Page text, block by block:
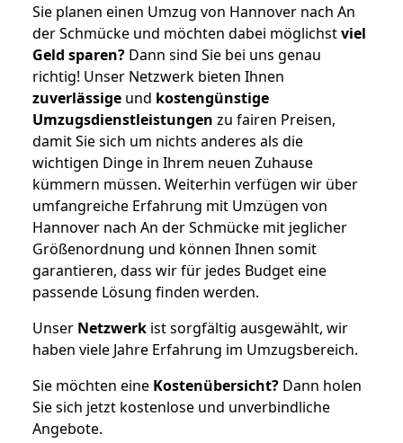
Sie planen einen Umzug von Hannover nach An
der Schmücke und möchten dabei möglichstviel
Geld sparen? Dann sind Sie bei uns genau
richtig! Unser Netzwerk bieten Ihnen
zuverlässige und kostengünstige
Umzugsdienstleistungen zu fairen Preisen,
damit Sie sich um nichts anderes als die
wichtigen Dinge in Ihrem neuen Zuhause
kümmern müssen. Weiterhin verfügen wir über
umfangreiche Erfahrung mit Umzügen von
Hannover nach An der Schmücke mit jeglicher
Größenordnung und können Ihnen somit
garantieren, dass wir für jedes Budget eine
passende Lösung finden werden.
Unser Netzwerk ist sorgfältig ausgewählt, wir
haben viele Jahre Erfahrung im Umzugsbereich.
Sie möchten eine Kostenübersicht? Dann holen
Sie sich jetzt kostenlose und unverbindliche
Angebote.